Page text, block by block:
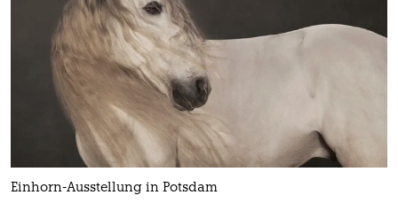
Einhorn-Ausstellung in Potsdam